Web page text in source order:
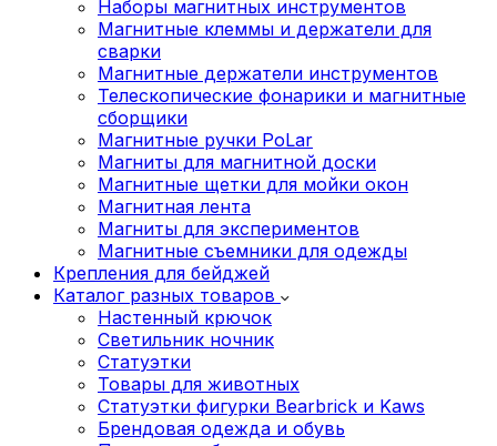
Наборы магнитных инструментов
Магнитные клеммы и держатели для
сварки
Магнитные держатели инструментов
Телескопические фонарики и магнитные
сборщики
Магнитные ручки PoLar
Магниты для магнитной доски
Магнитные щетки для мойки окон
Магнитная лента
Магниты для экспериментов
Магнитные съемники для одежды
Крепления для бейджей
Каталог разных товаров
Настенный крючок
Светильник ночник
Статуэтки
Товары для животных
Статуэтки фигурки Bearbrick и Kaws
Брендовая одежда и обувь